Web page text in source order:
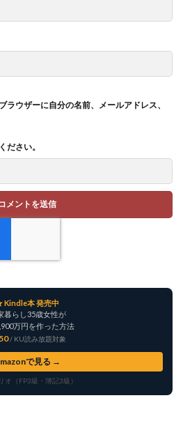
ラウザーに自分の名前、メールアドレス、
ださい。
Kindle本 発売中
暮らし35歳女性が
万円を作った方法
/ KU読み放題対象
で見る →
オ（FP3級・簿記3級）